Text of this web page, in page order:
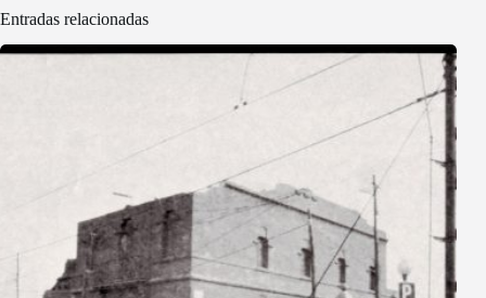
Entradas relacionadas